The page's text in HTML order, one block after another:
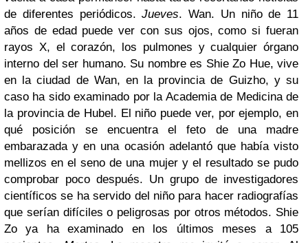
de diferentes periódicos.Jueves. Wan. Un niño de 11
años de edad puede ver con sus ojos, como si fueran
rayos X, el corazón, los pulmones y cualquier órgano
interno del ser humano. Su nombre es Shie Zo Hue, vive
en la ciudad de Wan, en la provincia de Guizho, y su
caso ha sido examinado por la Academia de Medicina de
la provincia de Hubel. El niño puede ver, por ejemplo, en
qué posición se encuentra el feto de una madre
embarazada y en una ocasión adelantó que había visto
mellizos en el seno de una mujer y el resultado se pudo
comprobar poco después. Un grupo de investigadores
científicos se ha servido del niño para hacer radiografías
que serían difíciles o peligrosas por otros métodos. Shie
Zo ya ha examinado en los últimos meses a 105